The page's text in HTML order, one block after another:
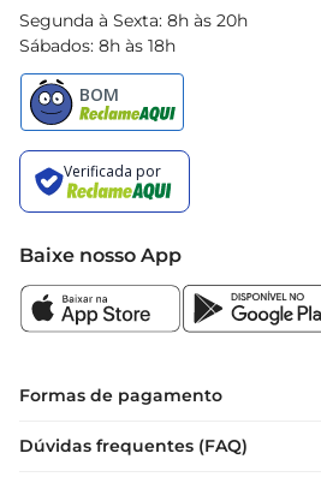
Segunda à Sexta: 8h às 20h
Sábados: 8h às 18h
Baixe nosso App
Formas de pagamento
Dúvidas frequentes (FAQ)